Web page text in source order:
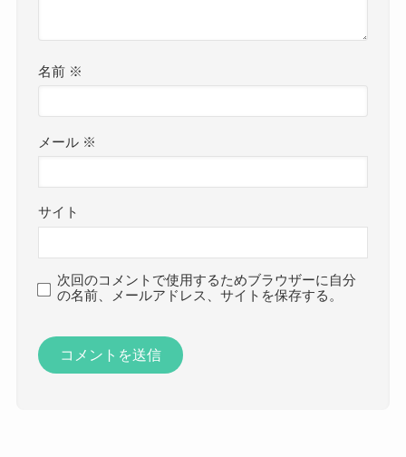
名前 ※
メール ※
サイト
次回のコメントで使用するためブラウザーに自分
の名前、メールアドレス、サイトを保存する。